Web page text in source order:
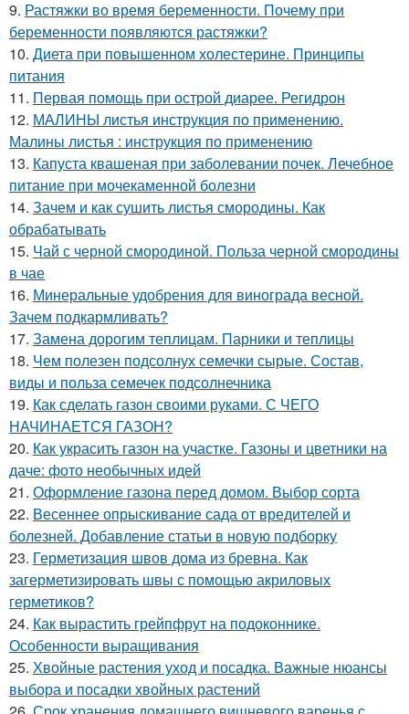
9. Растяжки во время беременности. Почему при
беременности появляются растяжки?
10. Диета при повышенном холестерине. Принципы
питания
11. Первая помощь при острой диарее. Регидрон
12. МАЛИНЫ листья инструкция по применению.
Малины листья : инструкция по применению
13. Капуста квашеная при заболевании почек. Лечебное
питание при мочекаменной болезни
14. Зачем и как сушить листья смородины. Как
обрабатывать
15. Чай с черной смородиной. Польза черной смородины
в чае
16. Минеральные удобрения для винограда весной.
Зачем подкармливать?
17. Замена дорогим теплицам. Парники и теплицы
18. Чем полезен подсолнух семечки сырые. Состав,
виды и польза семечек подсолнечника
19. Как сделать газон своими руками. С ЧЕГО
НАЧИНАЕТСЯ ГАЗОН?
20. Как украсить газон на участке. Газоны и цветники на
даче: фото необычных идей
21. Оформление газона перед домом. Выбор сорта
22. Весеннее опрыскивание сада от вредителей и
болезней. Добавление статьи в новую подборку
23. Герметизация швов дома из бревна. Как
загерметизировать швы с помощью акриловых
герметиков?
24. Как вырастить грейпфрут на подоконнике.
Особенности выращивания
25. Хвойные растения уход и посадка. Важные нюансы
выбора и посадки хвойных растений